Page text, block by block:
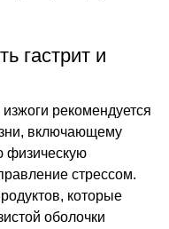
гастрит и
рекомендуется
включающему
физическую
стрессом.
которые
оболочки